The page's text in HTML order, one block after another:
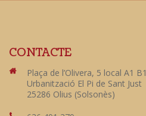
CONTACTE
Plaça de l’Olivera, 5 local A1 B1
Urbanització El Pi de Sant Just
25286 Olius (Solsonès)